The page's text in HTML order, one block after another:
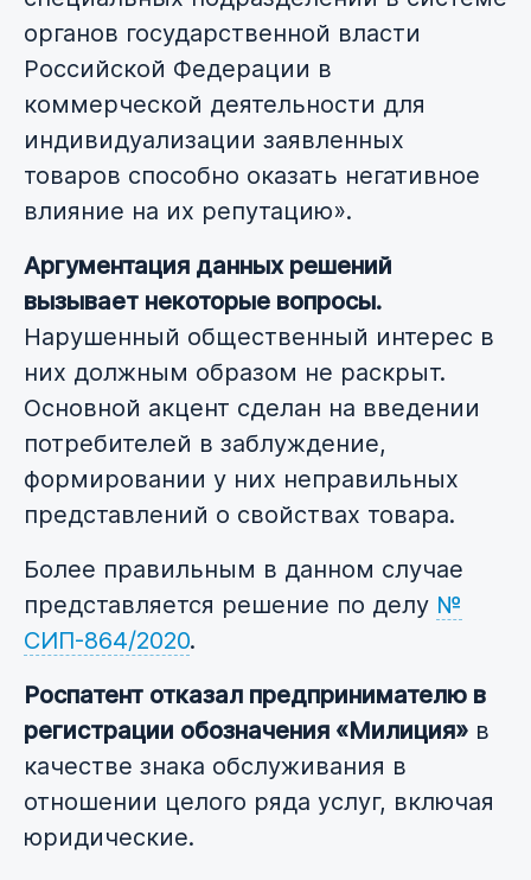
органов государственной власти
Российской Федерации в
коммерческой деятельности для
индивидуализации заявленных
товаров способно оказать негативное
влияние на их репутацию».
Аргументация данных решений
вызывает некоторые вопросы.
Нарушенный общественный интерес в
них должным образом не раскрыт.
Основной акцент сделан на введении
потребителей в заблуждение,
формировании у них неправильных
представлений о свойствах товара.
Более правильным в данном случае
представляется решение по делу №
СИП-864/2020.
Роспатент отказал предпринимателю в
регистрации обозначения «Милиция» в
качестве знака обслуживания в
отношении целого ряда услуг, включая
юридические.